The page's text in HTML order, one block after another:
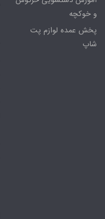
و خوکچه
پخش عمده لوازم پت
شاپ